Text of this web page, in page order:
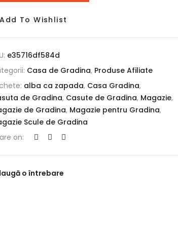
Add To Wishlist
e35716df584d
Casa de Gradina, Produse Afiliate
alba ca zapada, Casa Gradina,
de Gradina, Casute de Gradina, Magazie,
de Gradina, Magazie pentru Gradina,
Scule de Gradina
on:
o întrebare